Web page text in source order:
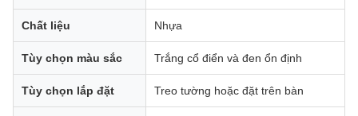
Chất liệu Nhựa
Tùy chọn màu sắc Trắng cổ điển và đen ổn định
Tùy chọn lắp đặt Treo tường hoặc đặt trên bàn